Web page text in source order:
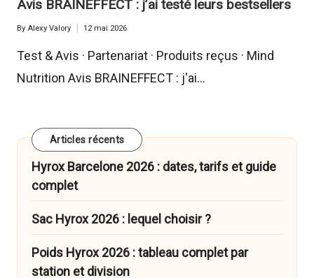
Avis BRAINEFFECT : j’ai testé leurs bestsellers
Posted
By Alexy Valory 12 mai 2026
Test & Avis · Partenariat · Produits reçus · Mind
Nutrition Avis BRAINEFFECT : j'ai…
Articles récents
Hyrox Barcelone 2026 : dates, tarifs et guide
complet
Sac Hyrox 2026 : lequel choisir ?
Poids Hyrox 2026 : tableau complet par
station et division